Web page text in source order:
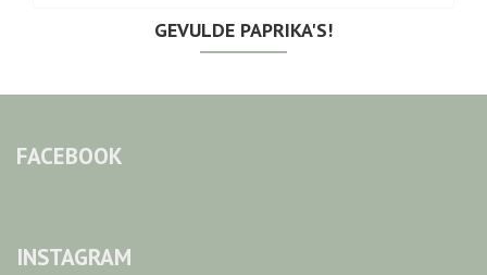
GEVULDE PAPRIKA'S!
FACEBOOK
INSTAGRAM